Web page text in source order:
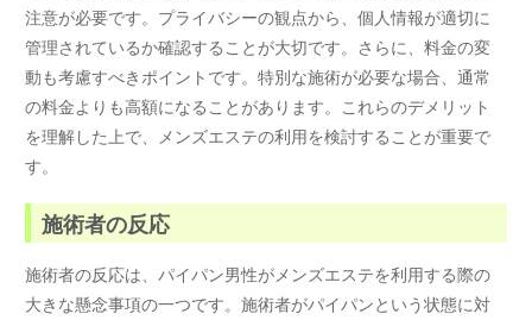
注意が必要です。プライバシーの観点から、個人情報が適切に
管理されているか確認することが大切です。さらに、料金の変
動も考慮すべきポイントです。特別な施術が必要な場合、通常
の料金よりも高額になることがあります。これらのデメリット
を理解した上で、メンズエステの利用を検討することが重要で
す。
施術者の反応
施術者の反応は、パイパン男性がメンズエステを利用する際の
大きな懸念事項の一つです。施術者がパイパンという状態に対